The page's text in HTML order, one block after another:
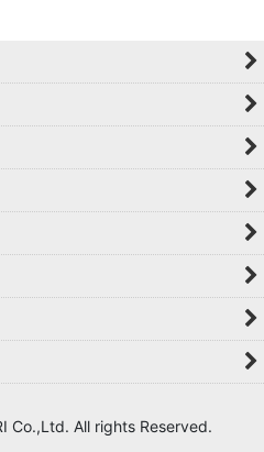
Co.,Ltd. All rights Reserved.